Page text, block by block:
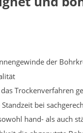
der
Trockenverfahren
bei
hand- als auch